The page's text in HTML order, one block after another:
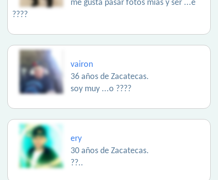
me gusta pasar fotos mías y ser ...e
????
vairon
36 años de Zacatecas.
soy muy ...o ????
ery
30 años de Zacatecas.
??..